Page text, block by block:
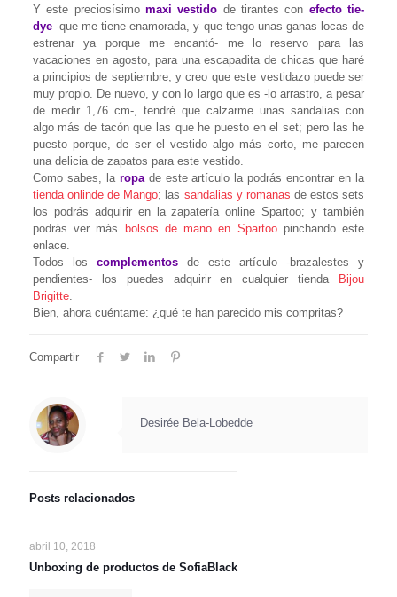
Y este preciosísimo maxi vestido de tirantes con efecto tie-
dye-que me tiene enamorada, y que tengo unas ganas locas de
estrenar ya porque me encantó- me lo reservo para las
vacaciones en agosto, para una escapadita de chicas que haré
a principios de septiembre, y creo que este vestidazo puede ser
muy propio. De nuevo, y con lo largo que es -lo arrastro, a pesar
de medir 1,76 cm-, tendré que calzarme unas sandalias con
algo más de tacón que las que he puesto en el set; pero las he
puesto porque, de ser el vestido algo más corto, me parecen
una delicia de zapatos para este vestido.
Como sabes, la ropade este artículo la podrás encontrar en la
tienda onlinde de Mango; las sandalias y romanas de estos sets
los podrás adquirir en la zapatería online Spartoo; y también
podrás ver más
bolsos de mano en Spartoopinchando este
enlace.
Todos los complementosde este artículo -brazalestes y
pendientes- los puedes adquirir en cualquier tienda
Bijou
Brigitte.
Bien, ahora cuéntame: ¿qué te han parecido mis compritas?
Compartir
Desirée Bela-Lobedde
Posts relacionados
abril 10, 2018
Unboxing de productos de SofiaBlack